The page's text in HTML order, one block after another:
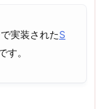
実装されたS
す。